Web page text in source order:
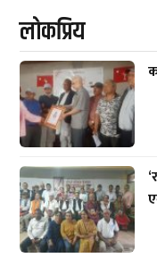
लाेकप्रिय